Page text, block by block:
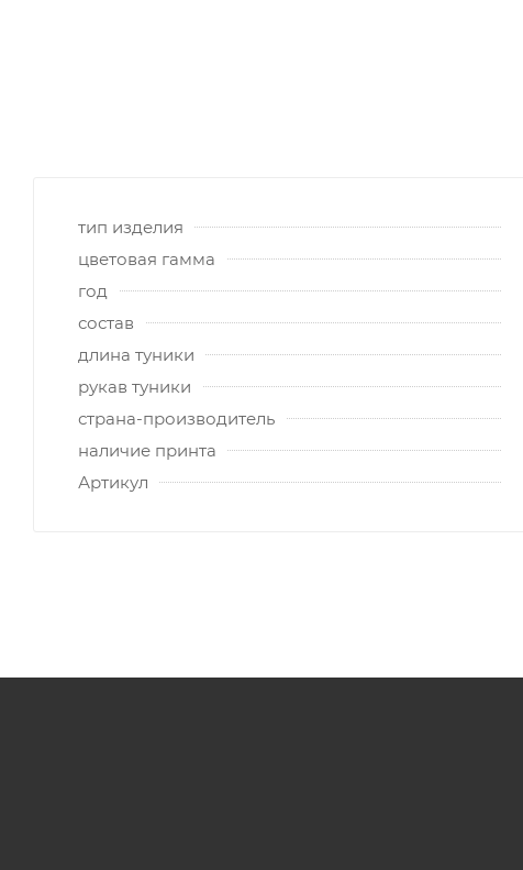
тип изделия
цветовая гамма
год
состав
длина туники
рукав туники
страна-производитель
наличие принта
Артикул